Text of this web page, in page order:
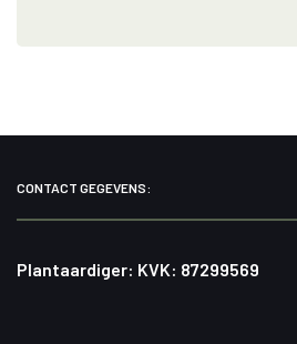
CONTACT GEGEVENS:
Plantaardiger: KVK: 87299569